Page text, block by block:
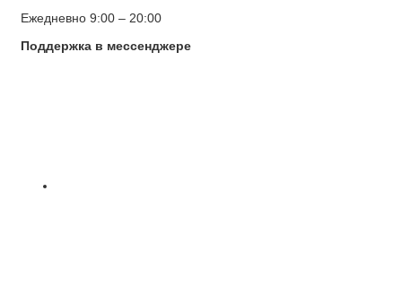
Ежедневно 9:00 – 20:00
Поддержка в мессенджере